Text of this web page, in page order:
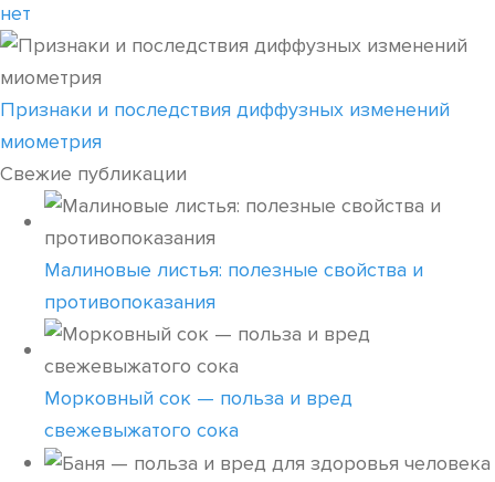
нет
Признаки и последствия диффузных изменений
миометрия
Свежие публикации
Малиновые листья: полезные свойства и
противопоказания
Морковный сок — польза и вред
свежевыжатого сока